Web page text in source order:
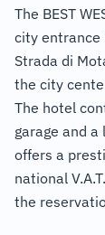
The BEST
city entrance
Strada di
the city
The hotel
garage and
offers a
national
the